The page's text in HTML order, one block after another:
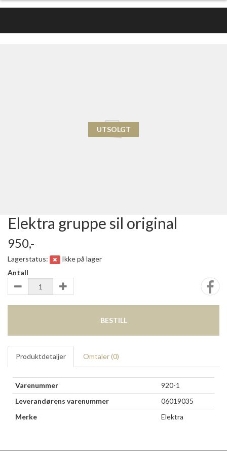
UTSOLGT
Elektra gruppe sil original
950,-
Lagerstatus:
Ikke på lager
Antall
BESTILL
Produktdetaljer Omtaler (0)
Varenummer
920-1
Leverandørens varenummer
06019035
Merke
Elektra